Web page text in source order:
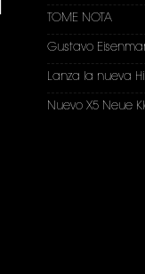
TOME NOTA
Gustavo
Lanza la nueva
Nuevo X5 Neue